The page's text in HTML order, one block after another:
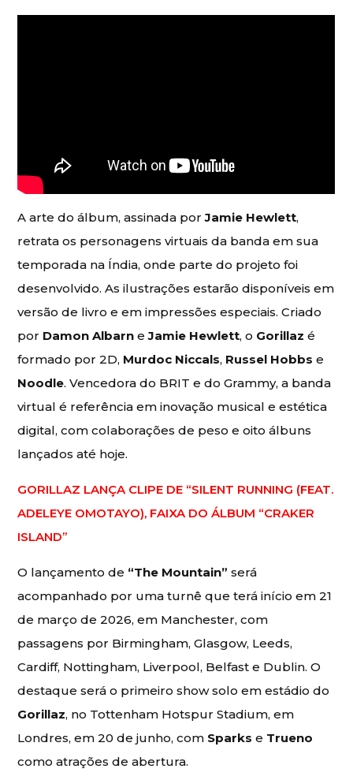
A arte do álbum, assinada porJamie Hewlett,
retrata os personagens virtuais da banda em sua
temporada na Índia, onde parte do projeto foi
desenvolvido. As ilustrações estarão disponíveis em
versão de livro e em impressões especiais. Criado
por Damon Albarn eJamie Hewlett, o Gorillaz é
formado por 2D, Murdoc Niccals, Russel Hobbs e
Noodle. Vencedora do BRIT e do Grammy, a banda
virtual é referência em inovação musical e estética
digital, com colaborações de peso e oito álbuns
lançados até hoje.
GORILLAZ LANÇA CLIPE DE “SILENT RUNNING (FEAT.
ADELEYE OMOTAYO), FAIXA DO ÁLBUM “CRAKER
ISLAND”
O lançamento de “The Mountain” será
acompanhado por uma turnê que terá início em 21
de março de 2026, em Manchester, com
passagens por Birmingham, Glasgow, Leeds,
Cardiff, Nottingham, Liverpool, Belfast e Dublin. O
destaque será o primeiro show solo em estádio do
Gorillaz, no Tottenham Hotspur Stadium, em
Londres, em 20 de junho, com Sparks e Trueno
como atrações de abertura.